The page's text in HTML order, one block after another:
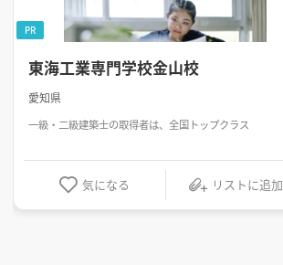
東海工業専門学校金山校
愛知県
一級・二級建築士の取得者は、全国トップクラス
気になる リストに追加
PR